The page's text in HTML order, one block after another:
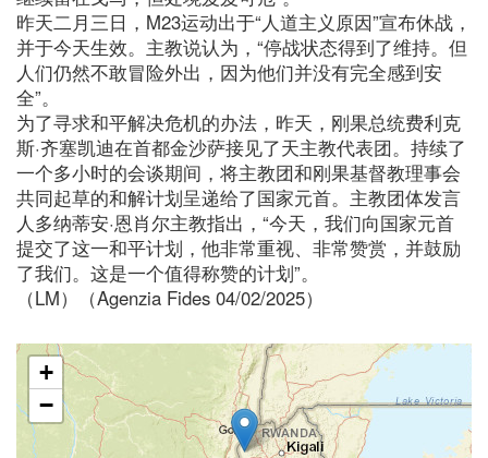
昨天二月三日，M23运动出于“人道主义原因”宣布休战，
并于今天生效。主教说认为，“停战状态得到了维持。但
人们仍然不敢冒险外出，因为他们并没有完全感到安
全”。
为了寻求和平解决危机的办法，昨天，刚果总统费利克
斯·齐塞凯迪在首都金沙萨接见了天主教代表团。持续了
一个多小时的会谈期间，将主教团和刚果基督教理事会
共同起草的和解计划呈递给了国家元首。主教团体发言
人多纳蒂安·恩肖尔主教指出，“今天，我们向国家元首
提交了这一和平计划，他非常重视、非常赞赏，并鼓励
了我们。这是一个值得称赞的计划”。
（LM）（Agenzia Fides 04/02/2025）
+
−